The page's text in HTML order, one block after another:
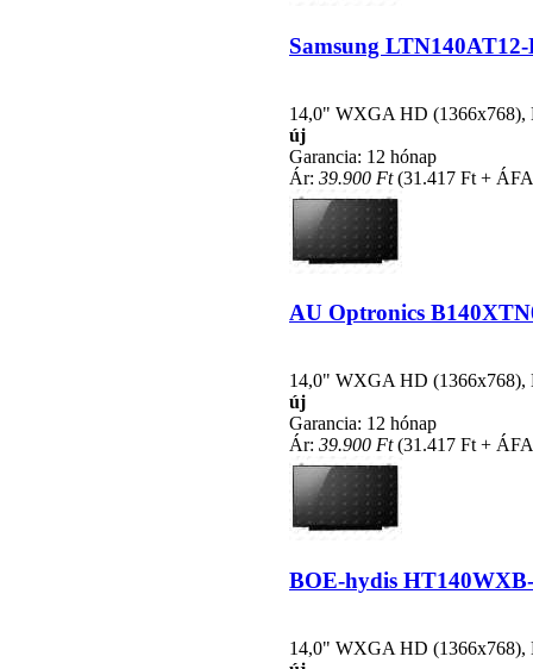
Samsung
14,0" WXGA HD (1366x768),
új
Garancia: 12 hónap
Ár: 39.900 Ft(31.417 Ft +
AU Optronics
14,0" WXGA HD (1366x768),
új
Garancia: 12 hónap
Ár: 39.900 Ft(31.417 Ft +
BOE-hydis
14,0" WXGA HD (1366x768),